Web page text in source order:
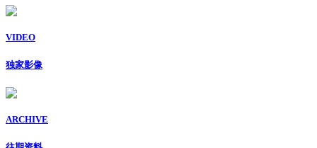
VIDEO
独家影像
ARCHIVE